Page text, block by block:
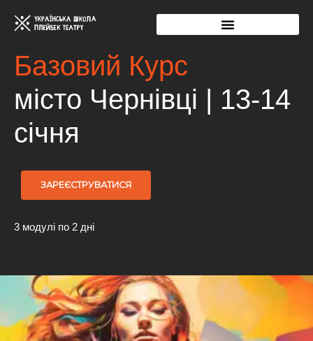
Базовий Курс
місто Чернівці | 13-14
січня
ЗАРЕЄСТРУВАТИСЯ
3 модулі по 2 дні